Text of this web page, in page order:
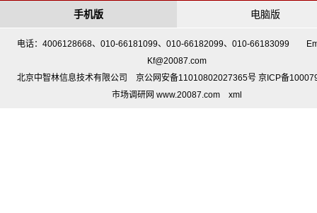
电脑版
手机版
电话：4006128668、010-66181099、010-66182099、010-66183099
Kf@20087.com
北京中智林信息技术有限公司 京公网安备11010802027365号 京ICP备
市场调研网 www.20087.com
xml